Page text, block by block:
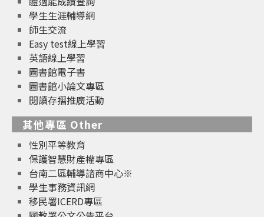
學生生涯輔導網
師生交流
Easy test線上學習
英語線上學習
圖書館電子書
圖書館小論文專區
閱讀存摺推廣活動
其他專區 Other
性別平等教育
保護智慧財產權專區
台南二區輔導諮商中心※
學生事務資訊網
移民署ICERD專區